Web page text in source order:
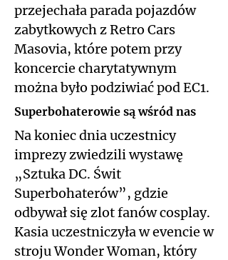
przejechała parada pojazdów
zabytkowych z Retro Cars
Masovia, które potem przy
koncercie charytatywnym
można było podziwiać pod EC1.
Superbohaterowie są wśród nas
Na koniec dnia uczestnicy
imprezy zwiedzili wystawę
„Sztuka DC. Świt
Superbohaterów”, gdzie
odbywał się zlot fanów cosplay.
Kasia uczestniczyła w evencie w
stroju Wonder Woman, który